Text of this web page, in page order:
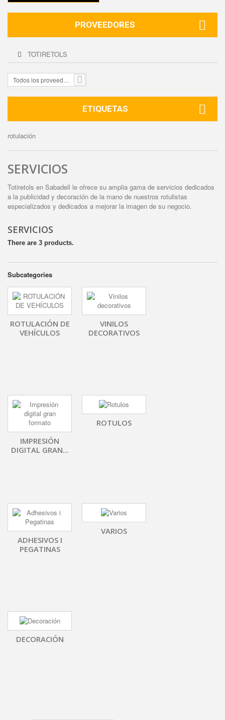
PROVEEDORES
TOTIRETOLS
ETIQUETAS
rotulación
SERVICIOS
Totiretols en Sabadell le ofrece su amplia gama de servicios dedicados
a la publicidad y decoración de la mano de nuestros rotulistas
especializados y dedicados a mejorar la imagen de su negocio.
SERVICIOS
There are 3 products.
Subcategories
ROTULACIÓN DE
VEHÍCULOS
VINILOS
DECORATIVOS
IMPRESIÓN
DIGITAL GRAN...
ROTULOS
ADHESIVOS I
PEGATINAS
VARIOS
DECORACIÓN